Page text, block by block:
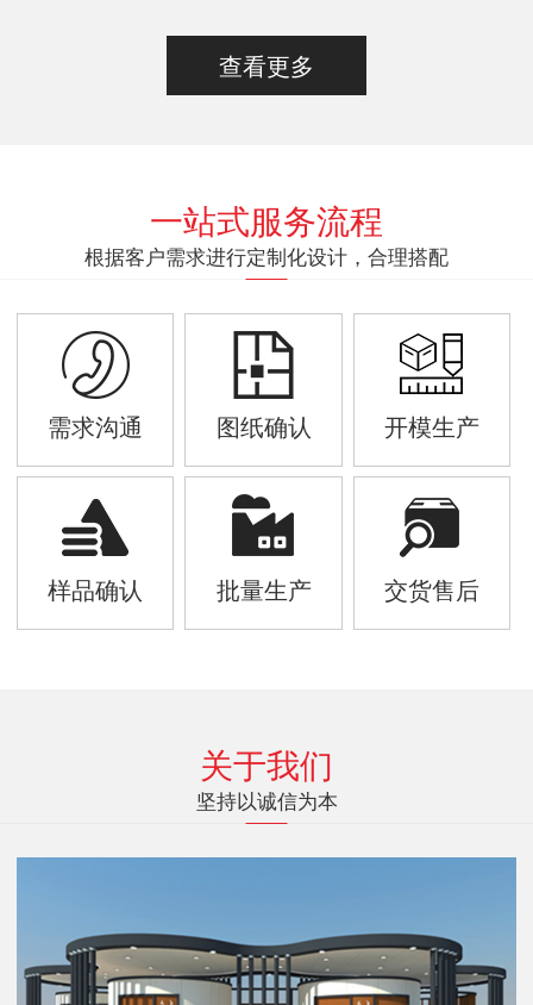
查看更多
一站式服务流程
根据客户需求进行定制化设计，合理搭配
需求沟通 图纸确认 开模生产
样品确认 批量生产 交货售后
关于我们
坚持以诚信为本